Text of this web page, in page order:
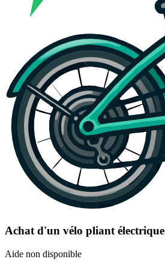
Achat d'un vélo pliant électrique
Aide non disponible